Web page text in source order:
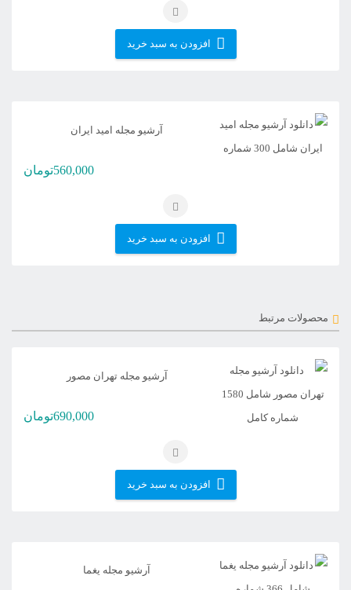
افزودن به سبد خرید
آرشیو مجله امید ایران
560,000تومان
افزودن به سبد خرید
محصولات مرتبط
آرشیو مجله تهران مصور
690,000تومان
افزودن به سبد خرید
آرشیو مجله یغما